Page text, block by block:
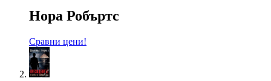
Нора Робъртс
Сравни цени!